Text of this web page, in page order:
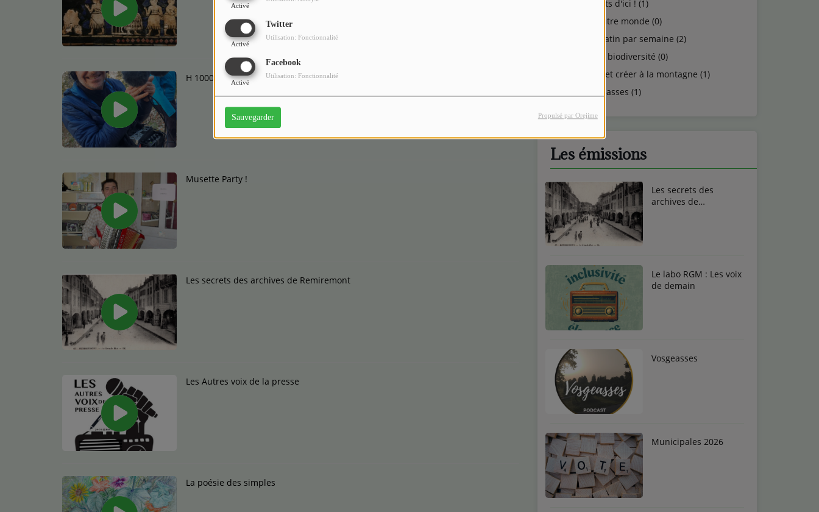
Activé
Twitter
Activé
Utilisation: Fonctionnalité
Facebook
Activé
Utilisation: Fonctionnalité
Sauvegarder Propulsé par Orejime
H 1000
Musette Party !
Les secrets des archives de Remiremont
Les Autres voix de la presse
La poésie des simples
Talents d'ici ! (1)
Un autre monde (0)
Un matin par semaine (2)
Vie et biodiversité (0)
Vivre et créer à la montagne (1)
Vosgeasses (1)
Les émissions
Les secrets des
archives de
Le labo RGM : Les voix
de demain
Vosgeasses
Municipales 2026